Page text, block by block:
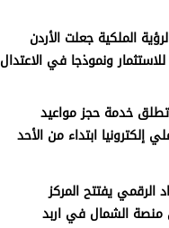
الملكية جعلت الأردن
ونموذجا في الاعتدال
خدمة حجز مواعيد
إلكترونيا ابتداء من الأحد
الرقمي يفتتح المركز
منصة الشمال في اربد